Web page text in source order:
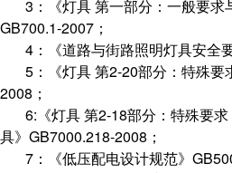
3：《灯具 第一部分：一般要
GB700.1-2007；
4：《道路与街路照明灯具安全
5：《灯具 第2-20部分：特殊要
2008；
6:《灯具 第2-18部分：特殊要
具》GB7000.218-2008；
7：《低压配电设计规范》